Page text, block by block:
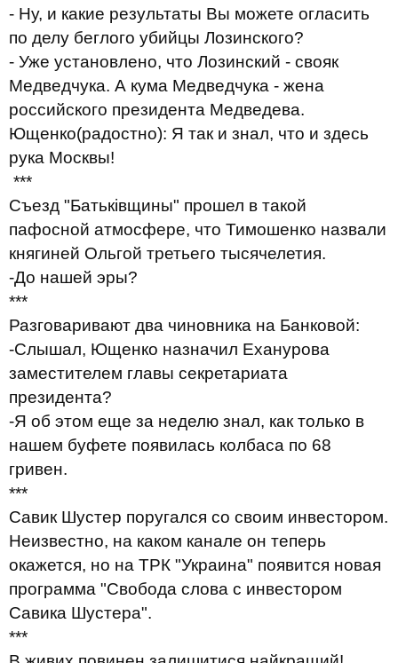
- Ну, и какие результаты Вы можете огласить
по делу беглого убийцы Лозинского?
- Уже установлено, что Лозинский - свояк
Медведчука. А кума Медведчука - жена
российского президента Медведева.
Ющенко(радостно): Я так и знал, что и здесь
рука Москвы!
***
Съезд "Батьківщины" прошел в такой
пафосной атмосфере, что Тимошенко назвали
княгиней Ольгой третьего тысячелетия.
-До нашей эры?
***
Разговаривают два чиновника на Банковой:
-Слышал, Ющенко назначил Еханурова
заместителем главы секретариата
президента?
-Я об этом еще за неделю знал, как только в
нашем буфете появилась колбаса по 68
гривен.
***
Савик Шустер поругался со своим инвестором.
Неизвестно, на каком канале он теперь
окажется, но на ТРК "Украина" появится новая
программа "Свобода слова с инвестором
Савика Шустера".
***